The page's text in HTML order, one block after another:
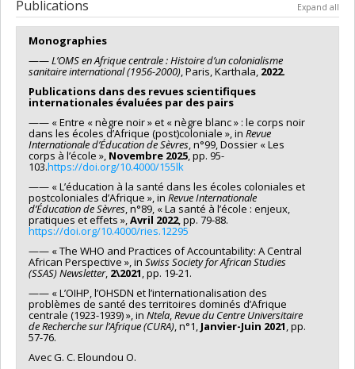
Historical period:
humaines du Canada
Grant programs:PVX20020-Subvention institutionnelle du
CRSH - Subventions d'exploration
Publications Expand all
Monographies
——L’OMS en Afrique centrale : Histoire d’un colonialisme
sanitaire international (1956-2000), Paris, Karthala, 2022.
Publications dans des revues scientifiques
internationales évaluées par des pairs
—— « Entre « nègre noir » et « nègre blanc » : le corps noir
dans les écoles d’Afrique (post)coloniale », in Revue
Internationale d’Éducation de Sèvres, n°99, Dossier « Les
corps à l’école », Novembre 2025, pp. 95-
103.https://doi.org/10.4000/155lk
—— « L’éducation à la santé dans les écoles coloniales et
postcoloniales d’Afrique », in Revue Internationale
d’Éducation de Sèvres, n°89, « La santé à l’école : enjeux,
pratiques et effets »,Avril 2022, pp. 79-88.
https://doi.org/10.4000/ries.12295
—— « The WHO and Practices of Accountability: A Central
African Perspective », in Swiss Society for African Studies
(SSAS)Newsletter, 2\2021, pp. 19-21.
—— « L’OIHP, l’OHSDN et l’internationalisation des
problèmes de santé des territoires dominés d’Afrique
centrale (1923-1939) », in Ntela,Revue du Centre Universitaire
de Recherche sur l’Afrique (CURA), n°1, Janvier-Juin 2021, pp.
57-76.
Avec G. C. Eloundou O.